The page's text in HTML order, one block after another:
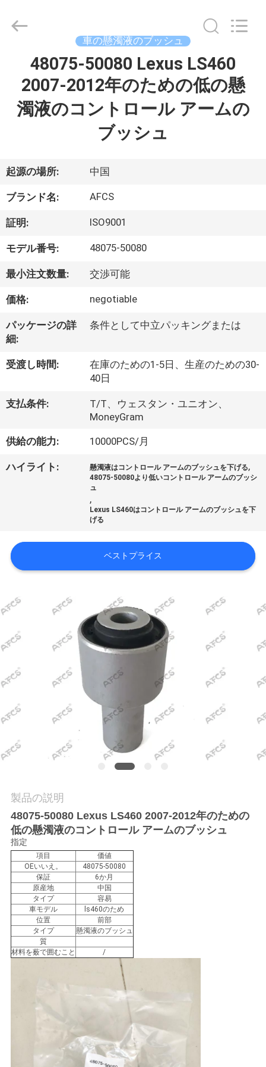
ム
品
動
画
私
た
ち
に
い
工
学
質
管
理
問
い
合
わ
せ
ニ
ュ
ー
ス
2026
GUANGZHOU
Reserved.
車の懸濁液のブッシュ
48075-50080 Lexus LS460
2007-2012年のための低の懸
濁液のコントロール アームの
ブッシュ
起源の場所: 中国
ブランド名: AFCS
証明: ISO9001
モデル番号: 48075-50080
最小注文数量: 交渉可能
価格: negotiable
パッケージの詳
細:
条件として中立パッキングまたは
受渡し時間:
在庫のための1-5日、生産のための30-
40日
支払条件:
T/T、ウェスタン・ユニオン、
MoneyGram
供給の能力: 10000PCS/月
ハイライト: 懸濁液はコントロール アームのブッシュを下げる,
48075-50080より低いコントロール アームのブッシ
ュ
,
Lexus LS460はコントロール アームのブッシュを下
げる
ベストプライス
製品の説明
48075-50080 Lexus LS460 2007-2012年のための
低の懸濁液のコントロール アームのブッシュ
指定
項目
価値
OEいいえ。
48075-50080
保証
6か月
原産地
中国
タイプ
容易
車モデル
ls460のため
位置
前部
タイプ
懸濁液のブッシュ
質
材料を薮で囲むこと
/